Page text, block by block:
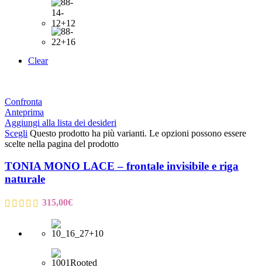
Clear
Confronta
Anteprima
Aggiungi alla lista dei desideri
Scegli Questo prodotto ha più varianti. Le opzioni possono essere
scelte nella pagina del prodotto
TONIA MONO LACE – frontale invisibile e riga
naturale
315,00€